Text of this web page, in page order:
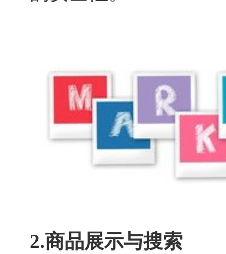
2.商品展示与搜索